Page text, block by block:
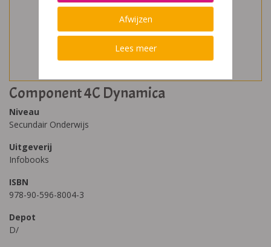
Component 4C Dynamica
Niveau
Secundair Onderwijs
Uitgeverij
Infobooks
ISBN
978-90-596-8004-3
Depot
D/
Afwijzen
Lees meer